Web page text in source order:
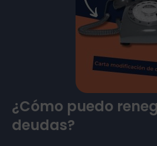
¿Cómo puedo
deudas?